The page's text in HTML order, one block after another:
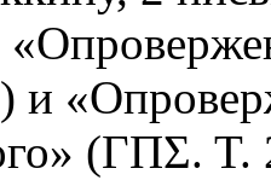
и
(ΓΠΣ. Τ.